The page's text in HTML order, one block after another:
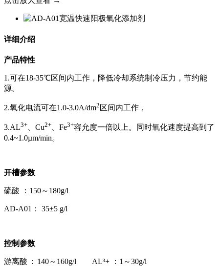
详细介绍
产品特性
1.可在18-35℃区间内工作，降低冷却系统制冷压力，节约能
源。
2.氧化电流可在1.0-3.0A/dm2 区间内工作，
3.AL3+、Cu2+、Fe3+容允度一倍以上。同时氧化速度提高到了
0.4~1.0µm/min。
开槽参数
硫酸 ：150～180g/l
AD-A01： 35±5 g/l
控制参数
游离酸 : 140～160g/l AL³+ ：1～30g/l